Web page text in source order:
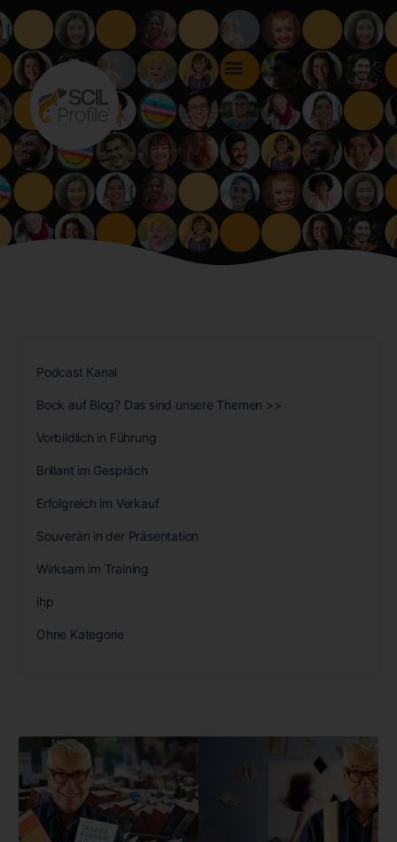
Podcast Kanal
Bock auf Blog? Das sind unsere Themen >>
Vorbildlich in Führung
Brillant im Gespräch
Erfolgreich im Verkauf
Souverän in der Präsentation
Wirksam im Training
ihp
Ohne Kategorie